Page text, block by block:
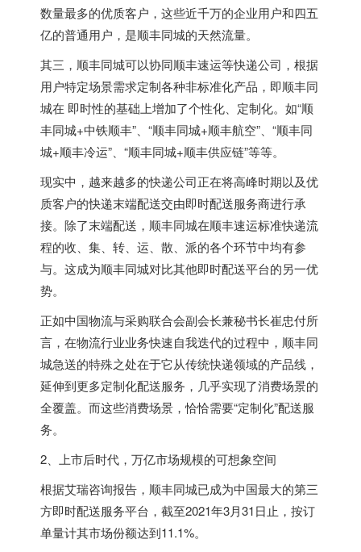
数量最多的优质客户，这些近千万的企业用户和四五
亿的普通用户，是顺丰同城的天然流量。
其三，顺丰同城可以协同顺丰速运等快递公司，根据
用户特定场景需求定制各种非标准化产品，即顺丰同
城在 即时性的基础上增加了个性化、定制化。如“顺
丰同城+中铁顺丰”、“顺丰同城+顺丰航空”、“顺丰同
城+顺丰冷运”、“顺丰同城+顺丰供应链”等等。
现实中，越来越多的快递公司正在将高峰时期以及优
质客户的快递末端配送交由即时配送服务商进行承
接。除了末端配送，顺丰同城在顺丰速运标准快递流
程的收、集、转、运、散、派的各个环节中均有参
与。这成为顺丰同城对比其他即时配送平台的另一优
势。
正如中国物流与采购联合会副会长兼秘书长崔忠付所
言，在物流行业业务快速自我迭代的过程中，顺丰同
城急送的特殊之处在于它从传统快递领域的产品线，
延伸到更多定制化配送服务，几乎实现了消费场景的
全覆盖。而这些消费场景，恰恰需要“定制化”配送服
务。
2、上市后时代，万亿市场规模的可想象空间
根据艾瑞咨询报告，顺丰同城已成为中国最大的第三
方即时配送服务平台，截至2021年3月31日止，按订
单量计其市场份额达到11.1%。